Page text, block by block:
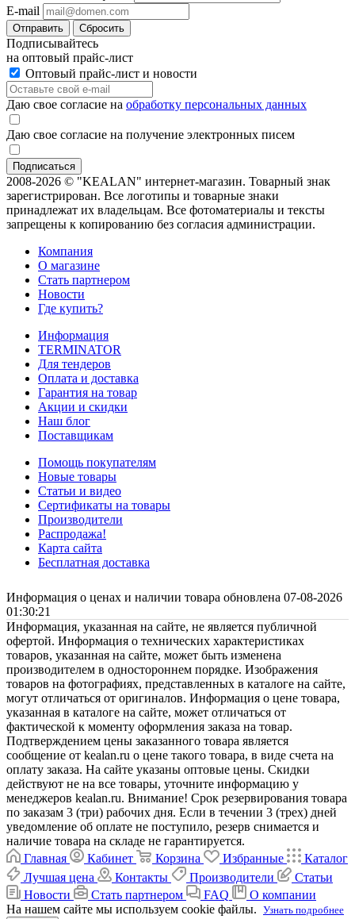
E-mail
Отправить Сбросить
Подписывайтесь
на оптовый прайс-лист
Оптовый прайс-лист и новости
Даю свое согласие на обработку персональных данных
Даю свое согласие на получение электронных писем
2008-2026 © "KEALAN" интернет-магазин. Товарный знак
зарегистрирован. Все логотипы и товарные знаки
принадлежат их владельцам. Все фотоматериалы и тексты
запрещены к копированию без согласия администрации.
Компания
О магазине
Стать партнером
Новости
Где купить?
Информация
TERMINATOR
Для тендеров
Оплата и доставка
Гарантия на товар
Акции и скидки
Наш блог
Поставщикам
Помощь покупателям
Новые товары
Статьи и видео
Сертификаты на товары
Производители
Распродажа!
Карта сайта
Бесплатная доставка
Информация о ценах и наличии товара обновлена 07-08-2026
01:30:21
Информация, указанная на сайте, не является публичной
офертой. Информация о технических характеристиках
товаров, указанная на сайте, может быть изменена
производителем в одностороннем порядке. Изображения
товаров на фотографиях, представленных в каталоге на сайте,
могут отличаться от оригиналов. Информация о цене товара,
указанная в каталоге на сайте, может отличаться от
фактической к моменту оформления заказа на товар.
Подтверждением цены заказанного товара является
сообщение от kealan.ru о цене такого товара, в виде счета на
оплату заказа. На сайте указаны оптовые цены. Скидки
действуют не на все товары, уточните информацию у
менеджеров kealan.ru. Внимание! Срок резервирования товара
по заказам 3 (три) рабочих дня. Если в течении 3 (трех) дней
уведомление об оплате не поступило, резерв снимается и
наличие товара на складе не гарантируется.
Главная
Кабинет Корзина Избранные
Каталог
Лучшая цена
Контакты Производители
Статьи
Новости
Стать партнером FAQ
О компании
На нашем сайте мы используем cookie файлы. Узнать подробнее